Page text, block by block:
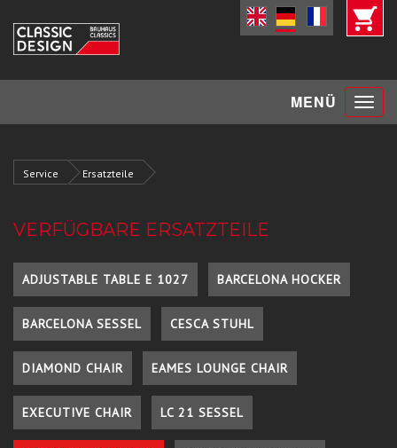
MENÜ Toggle
Service Ersatzteile
VERFÜGBARE ERSATZTEILE
ADJUSTABLE TABLE E 1027 BARCELONA HOCKER
BARCELONA SESSEL CESCA STUHL
DIAMOND CHAIR EAMES LOUNGE CHAIR
EXECUTIVE CHAIR LC 21 SESSEL